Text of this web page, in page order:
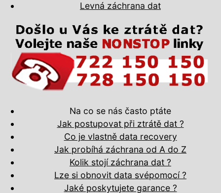
Levná záchrana dat
Na co se nás často ptáte
Jak postupovat při ztrátě dat ?
Co je vlastně data recovery
Jak probíhá záchrana od A do Z
Kolik stojí záchrana dat ?
Lze si obnovit data svépomocí ?
Jaké poskytujete garance ?